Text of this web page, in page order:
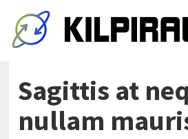
Sagittis at
nullam